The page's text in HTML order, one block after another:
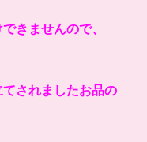
きませんので、
されましたお品の